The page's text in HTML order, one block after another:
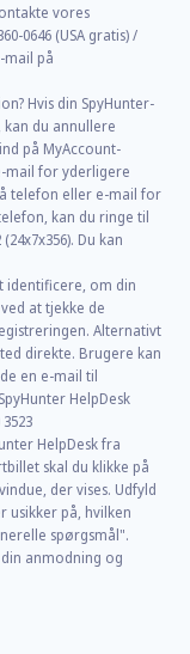
vores
0646 (USA gratis) /
mail på
Hvis din SpyHunter-
du annullere
på MyAccount-
mail for yderligere
telefon eller e-mail for
kan du ringe til
Du kan
identificere, om din
at tjekke de
Alternativt
direkte. Brugere kan
en e-mail til
HelpDesk
HelpDesk fra
skal du klikke på
der vises. Udfyld
usikker på, hvilken
spørgsmål".
anmodning og